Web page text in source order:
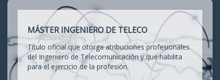
MÁSTER INGENIERO DE TELECO
Título oficial que otorga atribuciones profesionales
del Ingeniero de Telecomunicación y que habilita
para el ejercicio de la profesión.